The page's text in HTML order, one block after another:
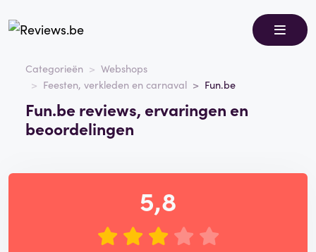
Categorieën
Webshops
Feesten, verkleden en carnaval
Fun.be
Fun.be reviews, ervaringen en
beoordelingen
5,8